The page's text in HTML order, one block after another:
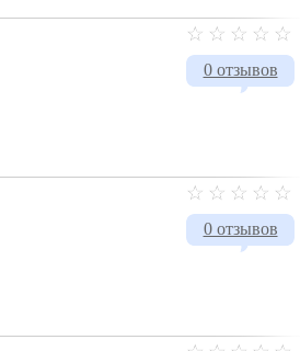
0 отзывов
0 отзывов